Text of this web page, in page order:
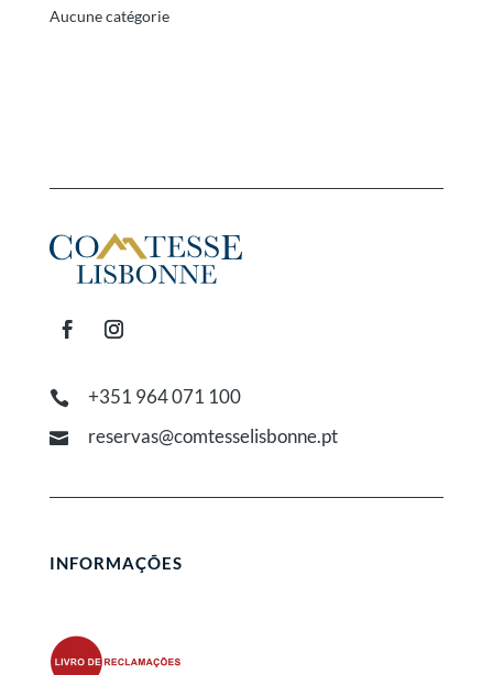
Aucune catégorie
 +351 964 071 100
 reservas@comtesselisbonne.pt
INFORMAÇÕES